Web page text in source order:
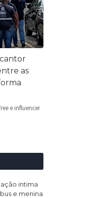
as
e influencer
intima
e menina